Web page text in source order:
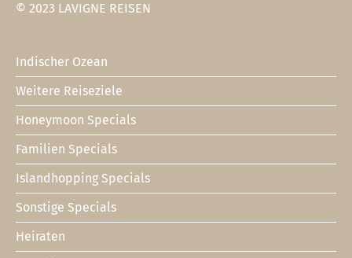
© 2023 LAVIGNE REISEN
Footer
1
Indischer Ozean
Weitere Reiseziele
Honeymoon Specials
Familien Specials
Islandhopping Specials
Sonstige Specials
Heiraten